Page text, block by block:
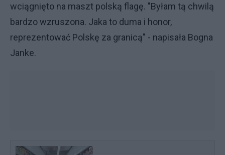
wciągnięto na maszt polską flagę. "Byłam tą chwilą
bardzo wzruszona. Jaka to duma i honor,
reprezentować Polskę za granicą" - napisała Bogna
Janke.